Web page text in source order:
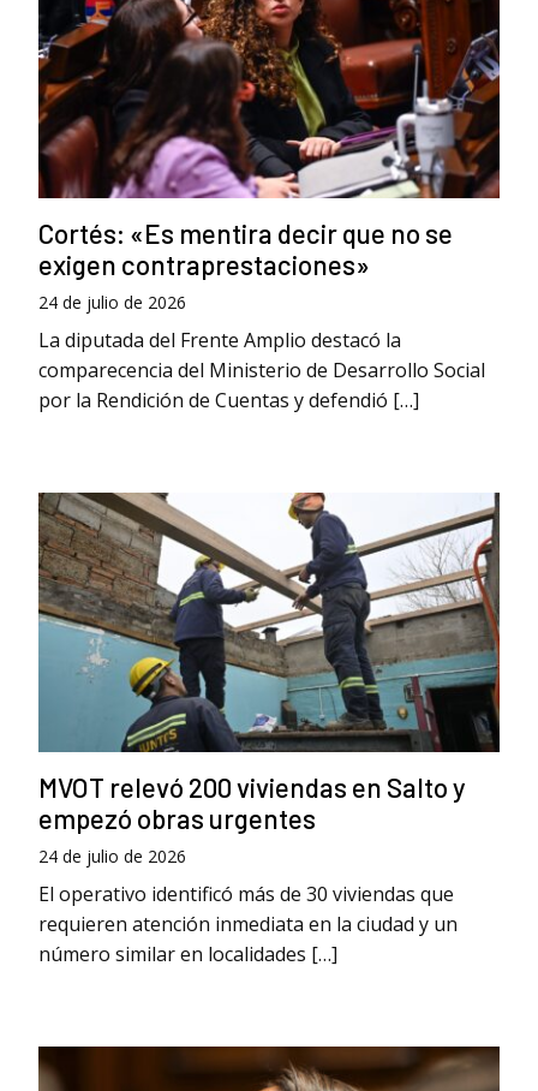
Cortés: «Es mentira decir que no se
exigen contraprestaciones»
24 de julio de 2026
La diputada del Frente Amplio destacó la
comparecencia del Ministerio de Desarrollo Social
por la Rendición de Cuentas y defendió […]
MVOT relevó 200 viviendas en Salto y
empezó obras urgentes
24 de julio de 2026
El operativo identificó más de 30 viviendas que
requieren atención inmediata en la ciudad y un
número similar en localidades […]